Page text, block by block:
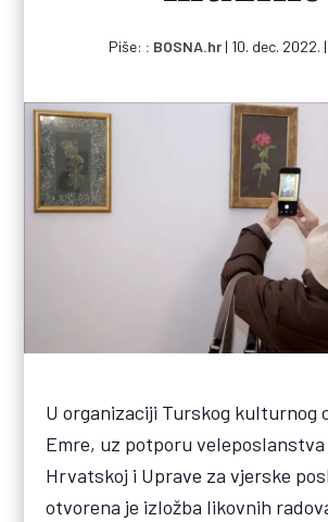
Piše: BOSNA.hr| 10. dec. 2022. |
U organizaciji Turskog kulturnog
Emre, uz potporu veleposlanstva
Hrvatskoj i Uprave za vjerske
otvorena je izložba likovnih